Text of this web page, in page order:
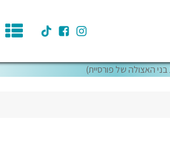
האצולה של פורסיית)